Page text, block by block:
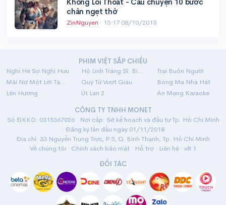
chân ngẹt thở
ZinNguyen · 15:17 08/10/2015
PHIM VIỆT SẮP CHIẾU
Nghỉ Hè Sợ Nghỉ Hưu
Hộ Linh Tráng Sĩ: Bí Ẩn Mộ Vua Đinh
Trại Buôn Người
Mãi Nợ Một Lời Tạm Biệt
Quý Tử Vượt Giàu
Bóng Ma Nhà Hát
Lên Hương
Út Lan 2
Án Mạng Karaoke
CÔNG TY TNHH MONET
Số ĐKKD: 0315367026 · Nơi cấp: Sở kế hoạch và đầu tư Tp. Hồ Chí Minh
· Đăng ký lần đầu ngày 01/11/2018
Địa chỉ: 33 Nguyễn Trung Trực, P.5, Q. Bình Thạnh, Tp. Hồ Chí Minh
Về chúng tôi · Chính sách bảo mật · Hỗ trợ · Liên hệ · v8.1
ĐỐI TÁC